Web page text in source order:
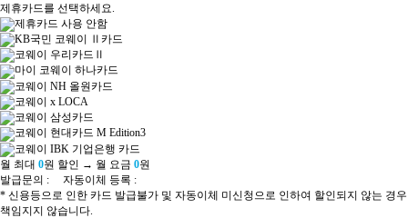
제휴카드를 선택하세요.
제휴카드 사용 안함
KB국민 코웨이 Ⅱ카드
코웨이 우리카드Ⅱ
마이 코웨이 하나카드
코웨이 NH 올원카드
코웨이 x LOCA
코웨이 삼성카드
코웨이 현대카드 M Edition3
코웨이 IBK 기업은행 카드
월 최대 0원 할인 → 월 요금 0원
발급문의 :
자동이체 등록 :
* 신용등으로 인한 카드 발급불가 및 자동이체 미신청으로 인하여 할인되지 않는 경우
책임지지 않습니다.